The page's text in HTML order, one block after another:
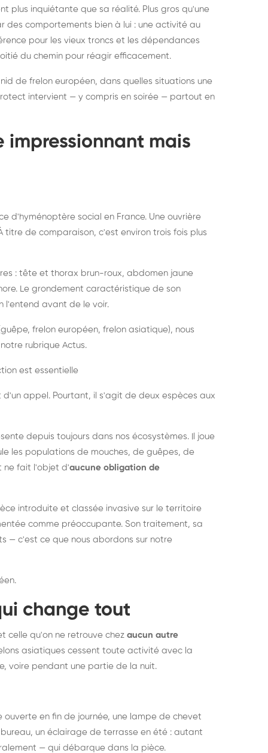
: éliminer
rats et
partout en France
plus inquiétante que sa réalité. Plus gros qu'une
des comportements bien à lui : une activité au
pour les vieux troncs et les dépendances
du chemin pour réagir efficacement.
de frelon européen, dans quelles situations une
intervient — y compris en soirée — partout en
impressionnant mais
d'hyménoptère social en France. Une ouvrière
titre de comparaison, c'est environ trois fois plus
: tête et thorax brun-roux, abdomen jaune
Le grondement caractéristique de son
l'entend avant de le voir.
frelon européen, frelon asiatique), nous
rubrique Actus.
est essentielle
appel. Pourtant, il s'agit de deux espèces aux
depuis toujours dans nos écosystèmes. Il joue
les populations de mouches, de guêpes, de
ne fait l'objet d'aucune obligation de
introduite et classée invasive sur le territoire
comme préoccupante. Son traitement, sa
— c'est ce que nous abordons sur notre
change tout
celle qu'on ne retrouve chez aucun autre
asiatiques cessent toute activité avec la
voire pendant une partie de la nuit.
en fin de journée, une lampe de chevet
un éclairage de terrasse en été : autant
— qui débarque dans la pièce.